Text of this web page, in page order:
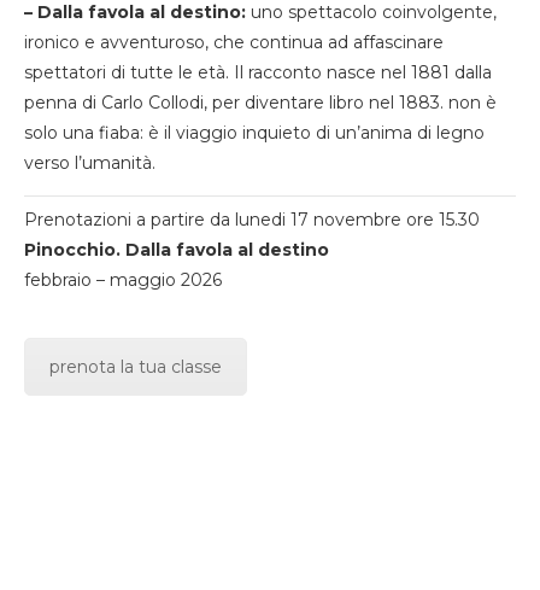
– Dalla favola al destino: uno spettacolo coinvolgente,
ironico e avventuroso, che continua ad affascinare
spettatori di tutte le età. Il racconto nasce nel 1881 dalla
penna di Carlo Collodi, per diventare libro nel 1883. non è
solo una fiaba: è il viaggio inquieto di un’anima di legno
verso l’umanità.
Prenotazioni a partire da lunedi 17 novembre ore 15.30
Pinocchio. Dalla favola al destino
febbraio – maggio 2026
prenota la tua classe